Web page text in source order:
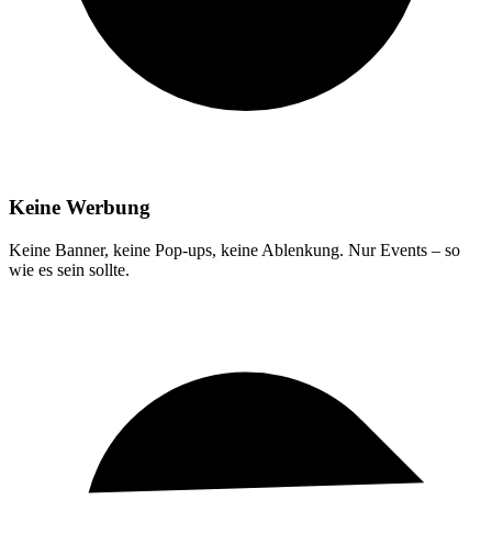
Keine Werbung
Keine Banner, keine Pop-ups, keine Ablenkung. Nur Events – so
wie es sein sollte.